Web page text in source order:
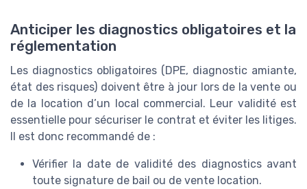
Anticiper les diagnostics obligatoires et la
réglementation
Les diagnostics obligatoires (DPE, diagnostic amiante,
état des risques) doivent être à jour lors de la vente ou
de la location d’un local commercial. Leur validité est
essentielle pour sécuriser le contrat et éviter les litiges.
Il est donc recommandé de :
Vérifier la date de validité des diagnostics avant
toute signature de bail ou de vente location.